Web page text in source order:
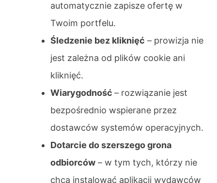
automatycznie zapisze ofertę w
Twoim portfelu.
Śledzenie bez kliknięć – prowizja nie
jest zależna od plików cookie ani
kliknięć.
Wiarygodność – rozwiązanie jest
bezpośrednio wspierane przez
dostawców systemów operacyjnych.
Dotarcie do szerszego grona
odbiorców – w tym tych, którzy nie
chcą instalować aplikacji wydawców